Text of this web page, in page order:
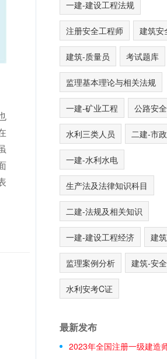
一建-建设工程法规
注册安全工程师 建筑安
建筑-质量员 考试题库
监理基本理论与相关法规
一建-矿业工程 公路安
水利三类人员 二建-市
一建-水利水电
生产法及法律知识科目
二建-法规及相关知识
一建-建设工程经济 建
监理案例分析 建筑-安
水利安考C证
最新发布
2023年全国注册一级建造